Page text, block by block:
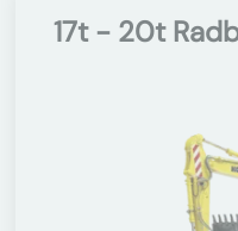
17t - 20t